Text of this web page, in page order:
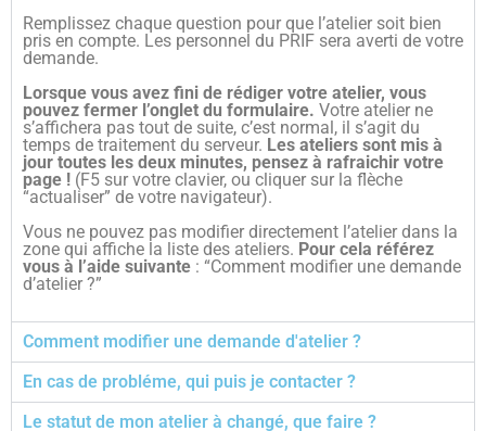
Remplissez chaque question pour que l’atelier soit bien
pris en compte. Les personnel du PRIF sera averti de votre
demande.
Lorsque vous avez fini de rédiger votre atelier, vous
pouvez fermer l’onglet du formulaire. Votre atelier ne
s’affichera pas tout de suite, c’est normal, il s’agit du
temps de traitement du serveur. Les ateliers sont mis à
jour toutes les deux minutes, pensez à rafraichir votre
page ! (F5 sur votre clavier, ou cliquer sur la flèche
“actualiser” de votre navigateur).
Vous ne pouvez pas modifier directement l’atelier dans la
zone qui affiche la liste des ateliers. Pour cela référez
vous à l’aide suivante : “Comment modifier une demande
d’atelier ?”
Comment modifier une demande d'atelier ?
En cas de probléme, qui puis je contacter ?
Le statut de mon atelier à changé, que faire ?